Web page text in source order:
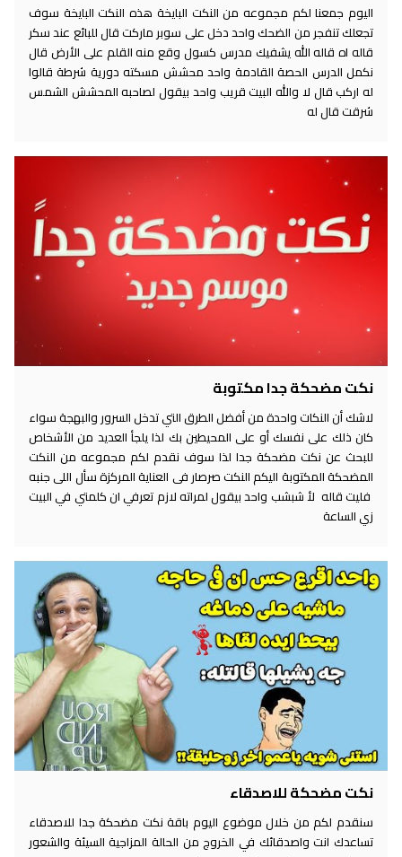
اليوم جمعنا لكم مجموعه من النكت البايخة هذه النكت البايخة سوف
تجعلك تنفجر من الضحك واحد دخل على سوبر ماركت قال للبائع عند سكر
قاله اه قاله الله يشفيك مدرس كسول وقع منه القلم على الأرض قال
نكمل الدرس الحصة القادمة واحد محشش مسكته دورية شرطة قالوا
له اركب قال لا والله البيت قريب واحد بيقول لصاحبه المحشش الشمس
شرقت قال له
نكت مضحكة جدا مكتوبة
لاشك أن النكات واحدة من أفضل الطرق التي تدخل السرور والبهجة سواء
كان ذلك على نفسك أو على المحيطين بك لذا يلجأ العديد من الأشخاص
للبحث عن نكت مضحكة جدا لذا سوف نقدم لكم مجموعه من النكت
المضحكة المكتوبة اليكم النكت صرصار فى العناية المركزة سأل اللى جنبه
فليت قاله لأ شبشب واحد بيقول لمراته لازم تعرفي ان كلمتي في البيت
زي الساعة
نكت مضحكة للاصدقاء
سنقدم لكم من خلال موضوع اليوم باقة نكت مضحكة جدا للاصدقاء
تساعدك انت واصدقائك في الخروج من الحالة المزاجية السيئة والشعور